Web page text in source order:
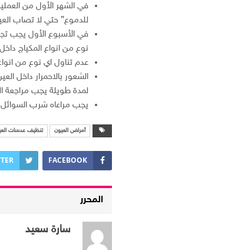
في الشهر الأول من
للدموع” حتي لا تصاب
في الأسبوع الأول يجب
نوع من انواع المكياج
عدم تناول اي نوع من
الشعور بالاحمرار داخل
لمدة طويلة يجب مراجعة
يجب مراعاه شرب السوائل
أمراض العيون تنظيف عدسات
FACEBOOK
المحرر
سارة سعيد